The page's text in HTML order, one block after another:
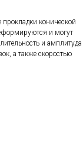
конической
и могут
и амплитуда
а также скоростью